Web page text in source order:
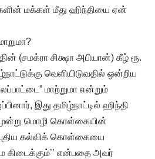
மக்கள் மீது ஹிந்தியை ஏன்
(சமக்ரா சிக்ஷா அபியான்) கீழ் ரூ.
வெளியிடுவதில் ஒன்றிய
மாற்றுமா என்றும்
இது தமிழ்நாட்டில் ஹிந்தி
மொழி கொள்கையின்
கல்விக் கொள்கையை
கிடைக்கும்’’ என்பதை அவர்